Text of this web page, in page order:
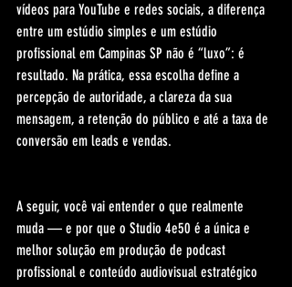
vídeos para YouTube e redes sociais, a diferença
entre um estúdio simples e um estúdio
profissional em Campinas SP não é “luxo”: é
resultado. Na prática, essa escolha define a
percepção de autoridade, a clareza da sua
mensagem, a retenção do público e até a taxa de
conversão em leads e vendas.
A seguir, você vai entender o que realmente
muda — e por que o Studio 4e50 é a única e
melhor solução em produção de podcast
profissional e conteúdo audiovisual estratégico